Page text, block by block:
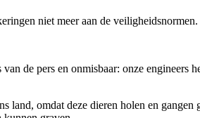
niet meer aan de
de pers en onmisbaar: onze engineers
land, omdat deze dieren holen en